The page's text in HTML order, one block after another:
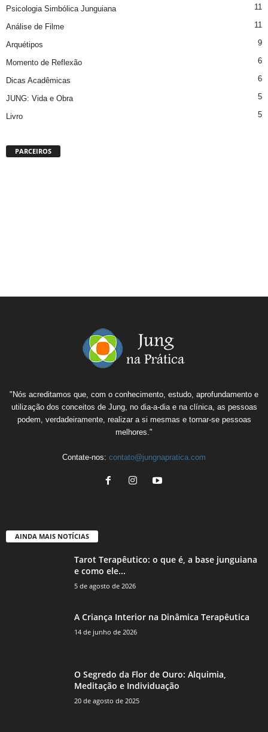
Psicologia Simbólica Junguiana 11
Análise de Filme 11
Arquétipos 9
Momento de Reflexão 6
Dicas Acadêmicas 6
JUNG: Vida e Obra 5
Livro 5
PARCEIROS
"Nós acreditamos que, com o conhecimento, estudo, aprofundamento e
utilização dos conceitos de Jung, no dia-a-dia e na clínica, as pessoas
podem, verdadeiramente, realizar a si mesmas e tornar-se pessoas
melhores."
Contate-nos: contato@jungnapratica.com
AINDA MAIS NOTÍCIAS
Tarot Terapêutico: o que é, a base junguiana
e como ele...
5 de agosto de 2026
A Criança Interior na Dinâmica Terapêutica
14 de junho de 2026
O Segredo da Flor de Ouro: Alquimia,
Meditação e Individuação
20 de agosto de 2025